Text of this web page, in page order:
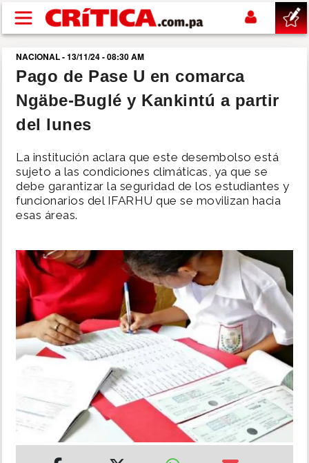
Pasar al contenido principal
buscar
SUCESOS
POLÍTICA
SHOW
DEPORTES
MUNDO
INSÓLITAS
IMPRESO
NACIONAL - 13/11/24 - 08:30 AM
Pago de Pase U en comarca
Ngäbe-Buglé y Kankintú a partir
del lunes
La institución aclara que este desembolso está
sujeto a las condiciones climáticas, ya que se
debe garantizar la seguridad de los estudiantes y
funcionarios del IFARHU que se movilizan hacia
esas áreas.